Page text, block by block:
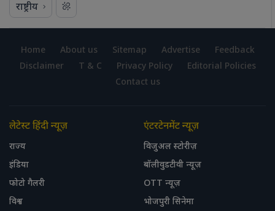
राष्ट्रीय
Home About us Sitemap Advertise
Feedback
Disclaimer
T & C Privacy Policy
Editorial Policies
Contact us
लेटेस्ट हिंदी न्यूज़
राज्य
इंडिया
फोटो गैलरी
विश्व
एंटरटेनमेंट न्यूज़
विजुअल स्टोरीज़
बॉलीवुडटीवी न्यूज़
OTT न्यूज़
भोजपुरी सिनेमा